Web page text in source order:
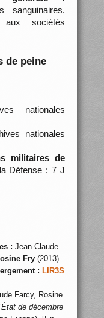
sanguinaires.
aux sociétés
de peine
nationales
nationales
militaires de
Défense : 7 J
: Jean-Claude
Fry(2013)
: LIR3S
Farcy, Rosine
de décembre